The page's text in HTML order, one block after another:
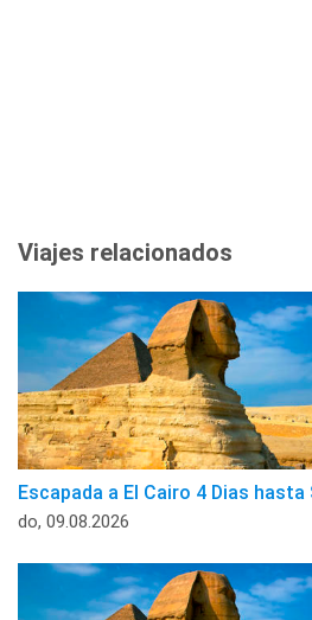
Viajes relacionados
Escapada a El Cairo 4 Dias hasta
do, 09.08.2026